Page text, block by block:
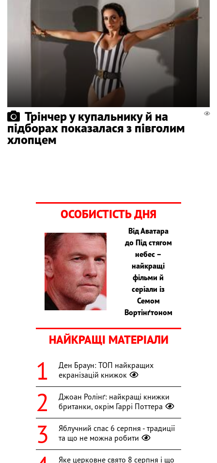
Трінчер у купальнику й на
підборах показалася з півголим
хлопцем
ОСОБИСТІСТЬ ДНЯ
Від Аватара
до Під стягом
небес –
найкращі
фільми й
серіали із
Семом
Вортінґтоном
НАЙКРАЩІ МАТЕРІАЛИ
Ден Браун: ТОП найкращих
екранізацій книжок
Джоан Ролінґ: найкращі книжки
британки, окрім Гаррі Поттера
Яблучний спас 6 серпня - традиції
та що не можна робити
Яке церковне свято 8 серпня і що